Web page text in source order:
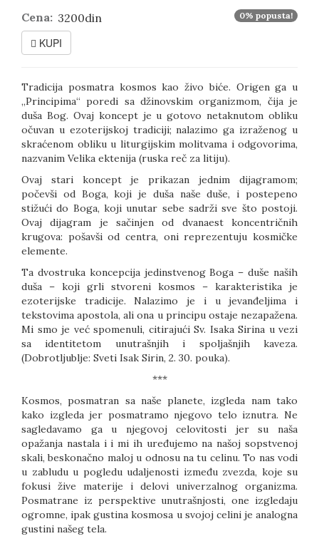
Cena: 3200din 0% popusta!
KUPI
Tradicija posmatra kosmos kao živo biće. Origen ga u
„Principima“ poredi sa džinovskim organizmom, čija je
duša Bog. Ovaj koncept je u gotovo netaknutom obliku
očuvan u ezoterijskoj tradiciji; nalazimo ga izraženog u
skraćenom obliku u liturgijskim molitvama i odgovorima,
nazvanim Velika ektenija (ruska reč za litiju).
Ovaj stari koncept je prikazan jednim dijagramom;
počevši od Boga, koji je duša naše duše, i postepeno
stižući do Boga, koji unutar sebe sadrži sve što postoji.
Ovaj dijagram je sačinjen od dvanaest koncentričnih
krugova: pošavši od centra, oni reprezentuju kosmičke
elemente.
Ta dvostruka koncepcija jedinstvenog Boga – duše naših
duša – koji grli stvoreni kosmos – karakteristika je
ezoterijske tradicije. Nalazimo je i u jevanđeljima i
tekstovima apostola, ali ona u principu ostaje nezapažena.
Mi smo je već spomenuli, citirajući Sv. Isaka Sirina u vezi
sa identitetom unutrašnjih i spoljašnjih kaveza.
(Dobrotljublje: Sveti Isak Sirin, 2. 30. pouka).
***
Kosmos, posmatran sa naše planete, izgleda nam tako
kako izgleda jer posmatramo njegovo telo iznutra. Ne
sagledavamo ga u njegovoj celovitosti jer su naša
opažanja nastala i i mi ih uređujemo na našoj sopstvenoj
skali, beskonačno maloj u odnosu na tu celinu. To nas vodi
u zabludu u pogledu udaljenosti između zvezda, koje su
fokusi žive materije i delovi univerzalnog organizma.
Posmatrane iz perspektive unutrašnjosti, one izgledaju
ogromne, ipak gustina kosmosa u svojoj celini je analogna
gustini našeg tela.